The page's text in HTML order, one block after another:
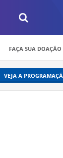
FAÇA SUA DOAÇÃO
VEJA A